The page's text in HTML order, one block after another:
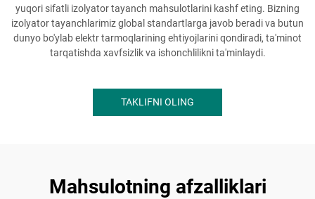
yuqori sifatli izolyator tayanch mahsulotlarini kashf eting. Bizning
izolyator tayanchlarimiz global standartlarga javob beradi va butun
dunyo bo'ylab elektr tarmoqlarining ehtiyojlarini qondiradi, ta'minot
tarqatishda xavfsizlik va ishonchlilikni ta'minlaydi.
TAKLIFNI OLING
Mahsulotning afzalliklari